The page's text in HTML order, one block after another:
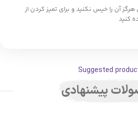
آن را خیس نکنید و برای تمیز کردن از
کنید
Suggested
پیشنهادی